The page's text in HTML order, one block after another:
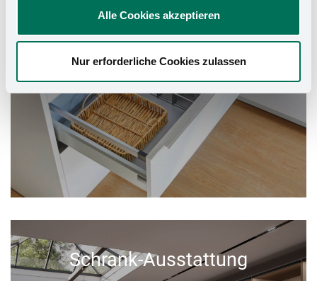
Alle Cookies akzeptieren
Nur erforderliche Cookies zulassen
Schrank-Ausstattung